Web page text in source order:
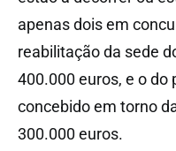
apenas dois em
reabilitação da sede
400.000 euros, e o
concebido em torno
300.000 euros.